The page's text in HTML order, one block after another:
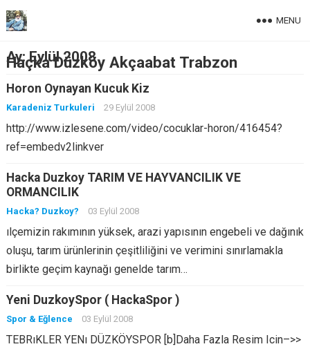
Haçka Düzköy Akçaabat Trabzon
MENU
Ay:Eylül 2008
Horon Oynayan Kucuk Kiz
Karadeniz Turkuleri 29 Eylül 2008
http://www.izlesene.com/video/cocuklar-horon/416454?
ref=embedv2linkver
Hacka Duzkoy TARIM VE HAYVANCILIK VE
ORMANCILIK
Hacka? Duzkoy? 03 Eylül 2008
ılçemizin rakımının yüksek, arazi yapısının engebeli ve dağınık
oluşu, tarım ürünlerinin çeşitliliğini ve verimini sınırlamakla
birlikte geçim kaynağı genelde tarım…
Yeni DuzkoySpor ( HackaSpor )
Spor & Eğlence 03 Eylül 2008
TEBRıKLER YENı DÜZKÖYSPOR [b]Daha Fazla Resim Icin–>>